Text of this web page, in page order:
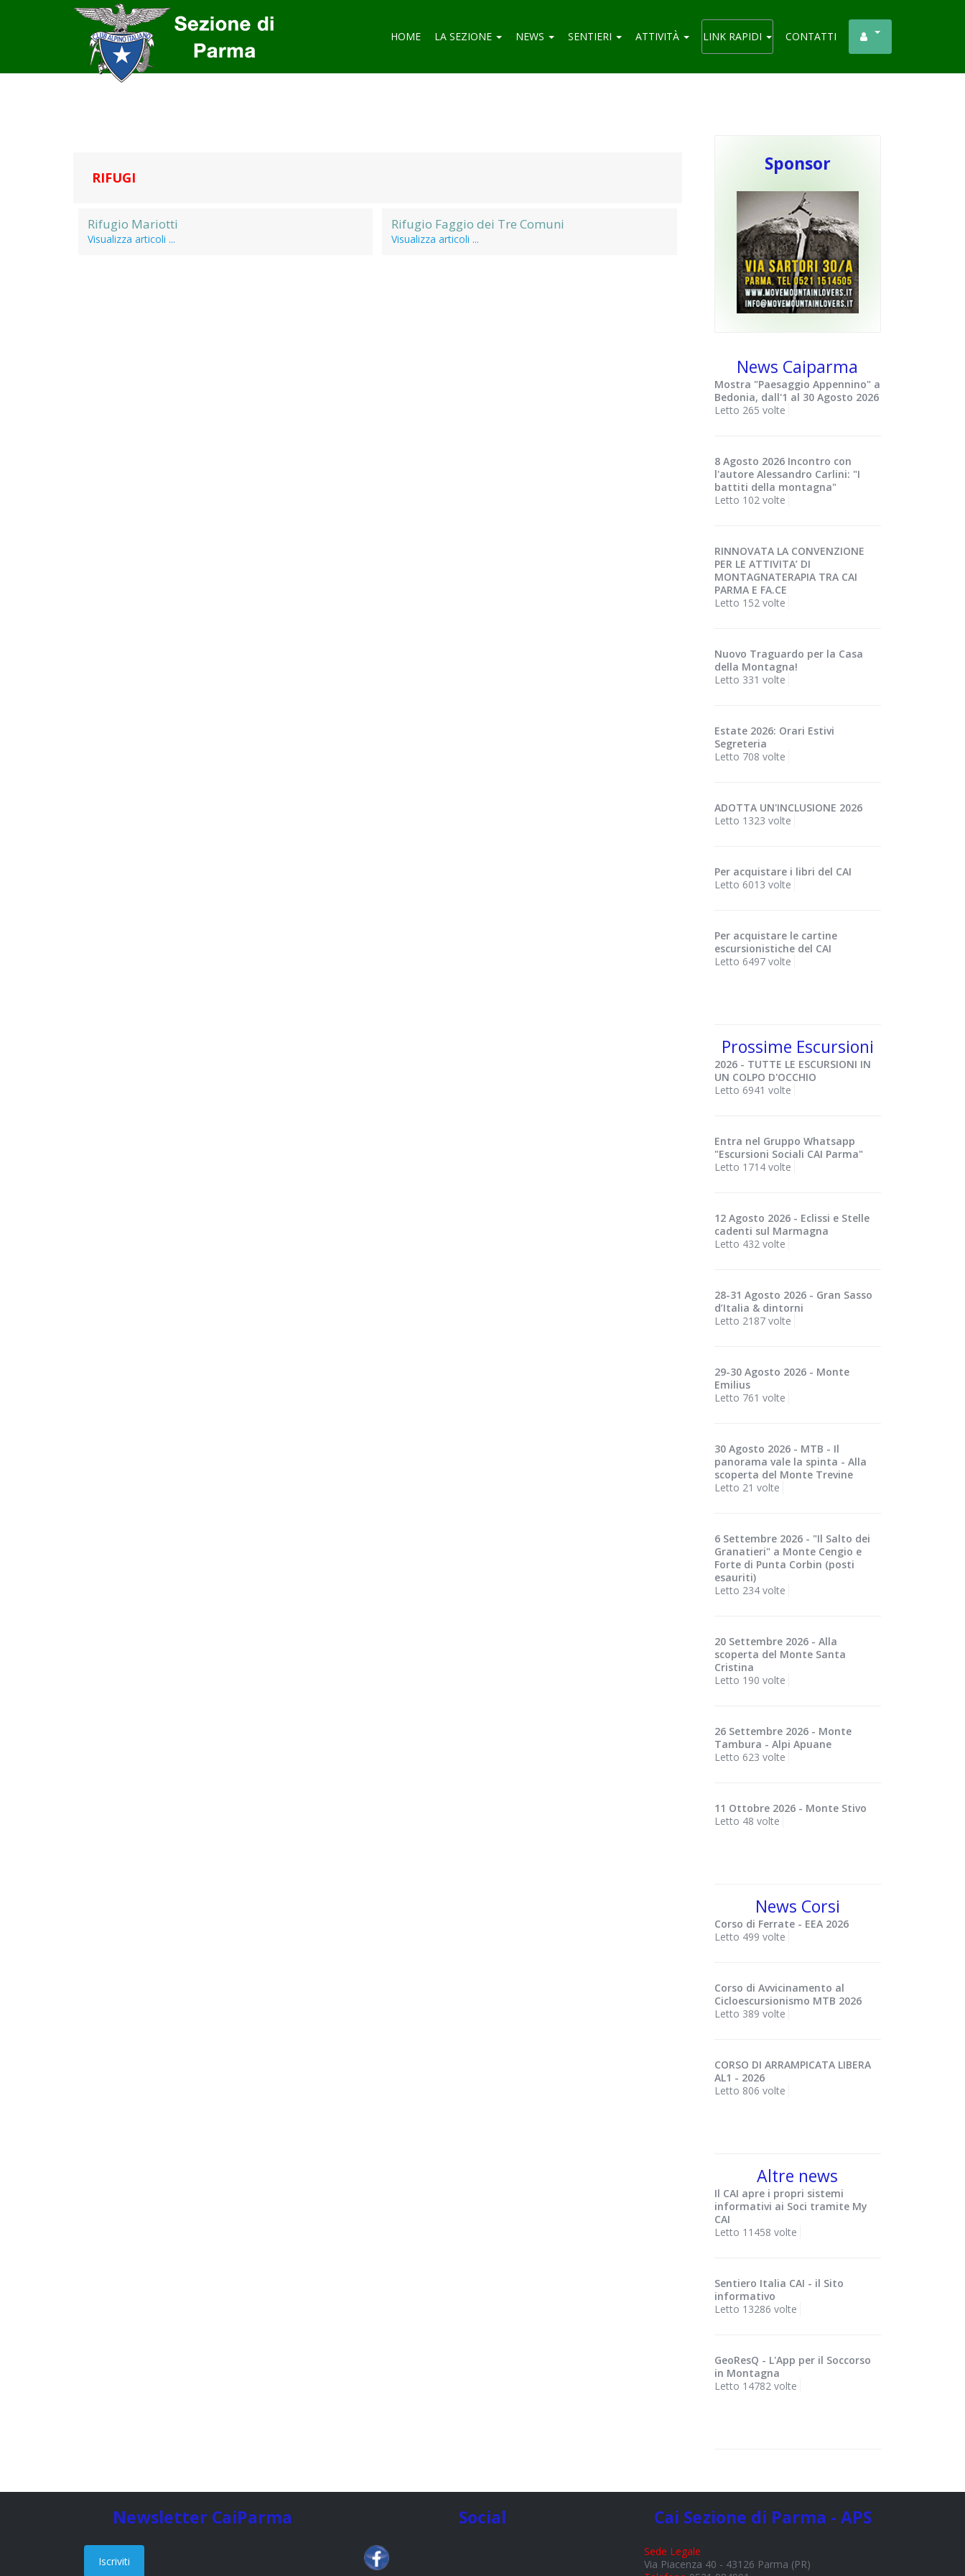
HOME LA SEZIONE NEWS SENTIERI ATTIVITÀ LINK RAPIDI CONTATTI
RIFUGI
Rifugio Mariotti
Visualizza articoli ...
Rifugio Faggio dei Tre Comuni
Visualizza articoli ...
Sponsor
News Caiparma
Mostra "Paesaggio Appennino" a
Bedonia, dall'1 al 30 Agosto 2026
Letto 265 volte
8 Agosto 2026 Incontro con
l'autore Alessandro Carlini: "I
battiti della montagna"
Letto 102 volte
RINNOVATA LA CONVENZIONE
PER LE ATTIVITA’ DI
MONTAGNATERAPIA TRA CAI
PARMA E FA.CE
Letto 152 volte
Nuovo Traguardo per la Casa
della Montagna!
Letto 331 volte
Estate 2026: Orari Estivi
Segreteria
Letto 708 volte
ADOTTA UN'INCLUSIONE 2026
Letto 1323 volte
Per acquistare i libri del CAI
Letto 6013 volte
Per acquistare le cartine
escursionistiche del CAI
Letto 6497 volte
Prossime Escursioni
2026 - TUTTE LE ESCURSIONI IN
UN COLPO D'OCCHIO
Letto 6941 volte
Entra nel Gruppo Whatsapp
"Escursioni Sociali CAI Parma"
Letto 1714 volte
12 Agosto 2026 - Eclissi e Stelle
cadenti sul Marmagna
Letto 432 volte
28-31 Agosto 2026 - Gran Sasso
d’Italia & dintorni
Letto 2187 volte
29-30 Agosto 2026 - Monte
Emilius
Letto 761 volte
30 Agosto 2026 - MTB - Il
panorama vale la spinta - Alla
scoperta del Monte Trevine
Letto 21 volte
6 Settembre 2026 - "Il Salto dei
Granatieri" a Monte Cengio e
Forte di Punta Corbin (posti
esauriti)
Letto 234 volte
20 Settembre 2026 - Alla
scoperta del Monte Santa
Cristina
Letto 190 volte
26 Settembre 2026 - Monte
Tambura - Alpi Apuane
Letto 623 volte
11 Ottobre 2026 - Monte Stivo
Letto 48 volte
News Corsi
Corso di Ferrate - EEA 2026
Letto 499 volte
Corso di Avvicinamento al
Cicloescursionismo MTB 2026
Letto 389 volte
CORSO DI ARRAMPICATA LIBERA
AL1 - 2026
Letto 806 volte
Altre news
Il CAI apre i propri sistemi
informativi ai Soci tramite My
CAI
Letto 11458 volte
Sentiero Italia CAI - il Sito
informativo
Letto 13286 volte
GeoResQ - L'App per il Soccorso
in Montagna
Letto 14782 volte
Newsletter CaiParma
Iscriviti
Social Cai Sezione di Parma - APS
Sede Legale
Via Piacenza 40 - 43126 Parma (PR)